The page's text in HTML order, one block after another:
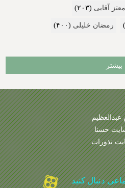
آقایی (۲۰۳)
رمضان خلیلی (۴۰۰)
بیشتر
حسنا
نذورات
دنبال کنید